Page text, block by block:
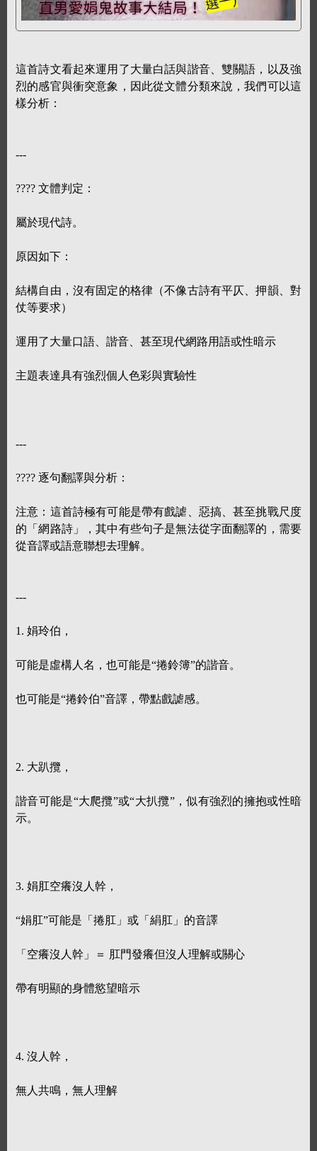
這首詩文看起來運用了大量白話與諧音、雙關語，以及強
烈的感官與衝突意象，因此從文體分類來說，我們可以這
樣分析：
---
???? 文體判定：
屬於現代詩。
原因如下：
結構自由，沒有固定的格律（不像古詩有平仄、押韻、對
仗等要求）
運用了大量口語、諧音、甚至現代網路用語或性暗示
主題表達具有強烈個人色彩與實驗性
---
???? 逐句翻譯與分析：
注意：這首詩極有可能是帶有戲謔、惡搞、甚至挑戰尺度
的「網路詩」，其中有些句子是無法從字面翻譯的，需要
從音譯或語意聯想去理解。
---
1. 娟玲伯，
可能是虛構人名，也可能是“捲鈴簿”的諧音。
也可能是“捲鈴伯”音譯，帶點戲謔感。
2. 大趴攬，
諧音可能是“大爬攬”或“大扒攬”，似有強烈的擁抱或性暗
示。
3. 娟肛空癢沒人幹，
“娟肛”可能是「捲肛」或「絹肛」的音譯
「空癢沒人幹」＝ 肛門發癢但沒人理解或關心
帶有明顯的身體慾望暗示
4. 沒人幹，
無人共鳴，無人理解